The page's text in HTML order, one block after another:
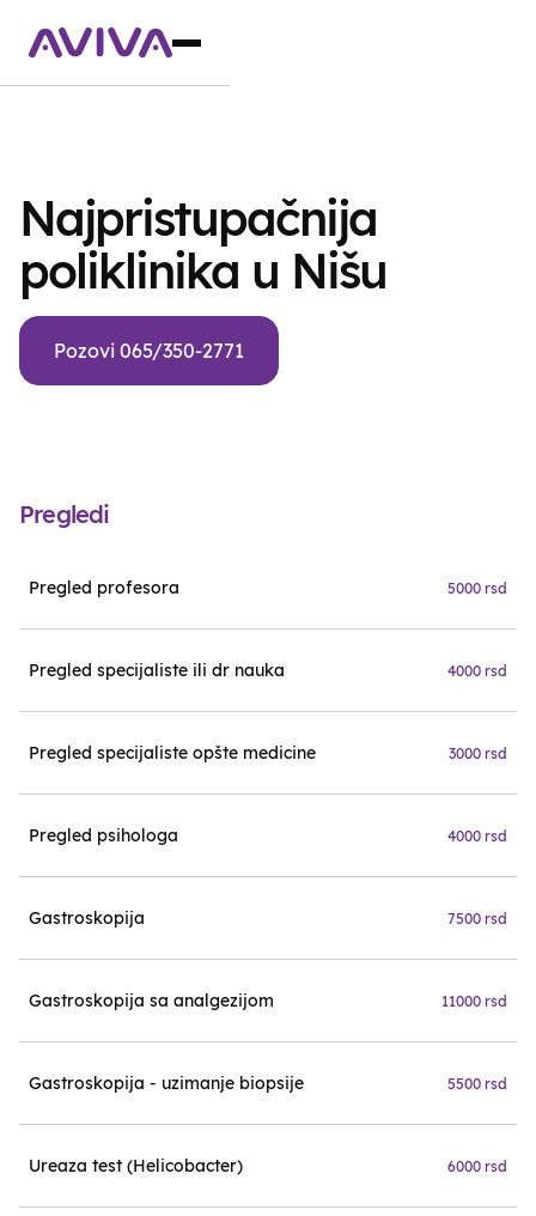
Najpristupačnija
poliklinika u Nišu
Pozovi 065/350-2771
Pregledi
Pregled profesora 5000 rsd
Pregled specijaliste ili dr nauka 4000 rsd
Pregled specijaliste opšte medicine 3000 rsd
Pregled psihologa 4000 rsd
Gastroskopija 7500 rsd
Gastroskopija sa analgezijom 11000 rsd
Gastroskopija - uzimanje biopsije 5500 rsd
Ureaza test (Helicobacter) 6000 rsd